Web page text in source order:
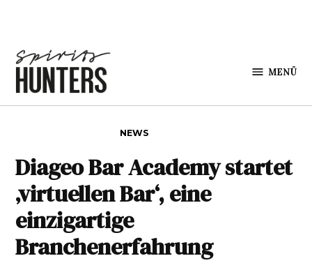
MENÜ
NEWS
Diageo Bar Academy startet
‚virtuellen Bar‘, eine
einzigartige
Branchenerfahrung